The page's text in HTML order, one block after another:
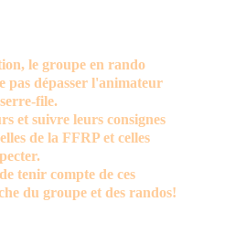
le groupe en rando
dépasser l'animateur
file.
et suivre leurs consignes
de la FFRP et celles
tenir compte de ces
du groupe et des randos!